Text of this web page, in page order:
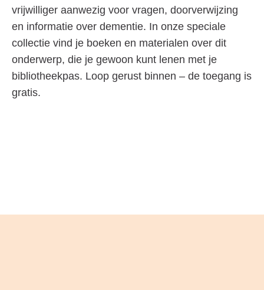
vrijwilliger aanwezig voor vragen, doorverwijzing
en informatie over dementie. In onze speciale
collectie vind je boeken en materialen over dit
onderwerp, die je gewoon kunt lenen met je
bibliotheekpas. Loop gerust binnen – de toegang is
gratis.